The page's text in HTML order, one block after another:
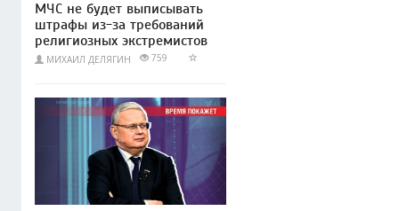
МЧС не будет выписывать
штрафы из-за требований
религиозных экстремистов
МИХАИЛ ДЕЛЯГИН 759